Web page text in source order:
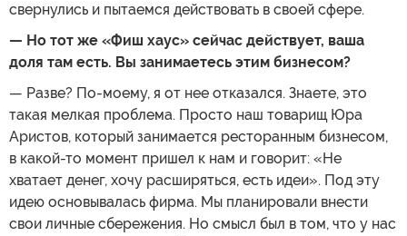
свернулись и пытаемся действовать в своей сфере.
— Но тот же «Фиш хаус» сейчас действует, ваша
доля там есть. Вы занимаетесь этим бизнесом?
— Разве? По-моему, я от нее отказался. Знаете, это
такая мелкая проблема. Просто наш товарищ Юра
Аристов, который занимается ресторанным бизнесом,
в какой-то момент пришел к нам и говорит: «Не
хватает денег, хочу расширяться, есть идеи». Под эту
идею основывалась фирма. Мы планировали внести
свои личные сбережения. Но смысл был в том, что у нас